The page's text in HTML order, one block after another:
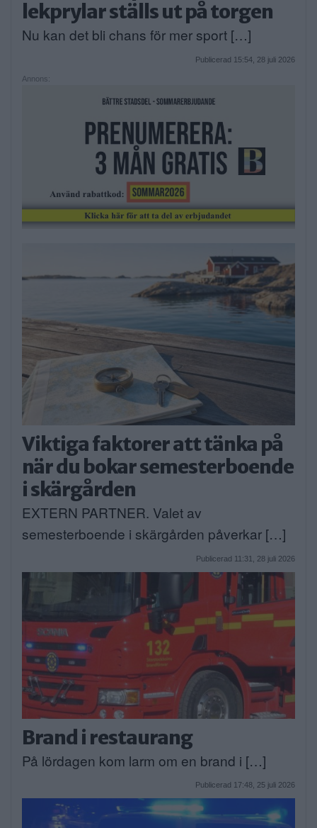
lekprylar ställs ut på torgen
Nu kan det bli chans för mer sport […]
Publicerad 15:54, 28 juli 2026
Annons:
Viktiga faktorer att tänka på
när du bokar semesterboende
i skärgården
EXTERN PARTNER. Valet av
semesterboende i skärgården påverkar […]
Publicerad 11:31, 28 juli 2026
Brand i restaurang
På lördagen kom larm om en brand i […]
Publicerad 17:48, 25 juli 2026